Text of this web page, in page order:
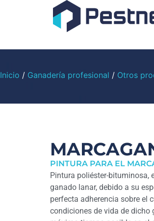
Inicio / Ganadería profesional / Otros
PINTURA PARA EL
Pintura poliéster-bituminosa,
ganado lanar, debido a su
perfecta adherencia sobre el
condiciones de vida de dicho